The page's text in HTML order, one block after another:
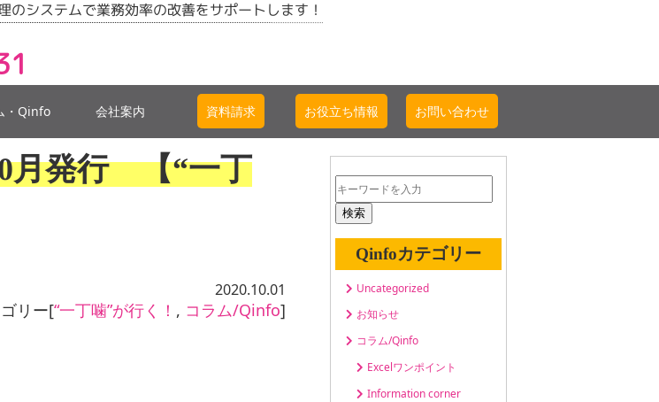
のシステムで業務効率の改善をサポートします！
・Qinfo 会社案内 資料請求 お役立ち情報 お問い合わせ
月発行 【“一丁
2020.10.01
リー[“一丁噛”が行く！ , コラム/Qinfo]
検索
Qinfoカテゴリー
Uncategorized
お知らせ
コラム/Qinfo
Excelワンポイント
Information corner